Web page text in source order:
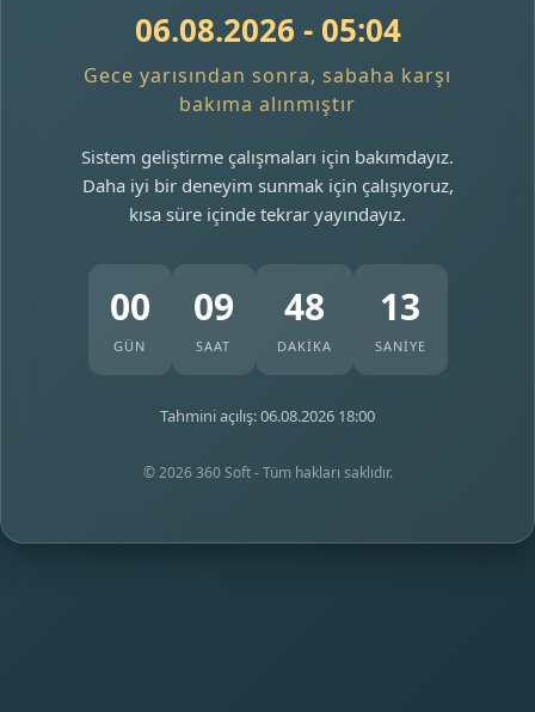
06.08.2026 - 05:04
Gece yarısından sonra, sabaha karşı
bakıma alınmıştır
Sistem geliştirme çalışmaları için bakımdayız.
Daha iyi bir deneyim sunmak için çalışıyoruz,
kısa süre içinde tekrar yayındayız.
00
GÜN
09
SAAT
48
DAKİKA
13
SANİYE
Tahmini açılış: 06.08.2026 18:00
© 2026 360 Soft - Tüm hakları saklıdır.